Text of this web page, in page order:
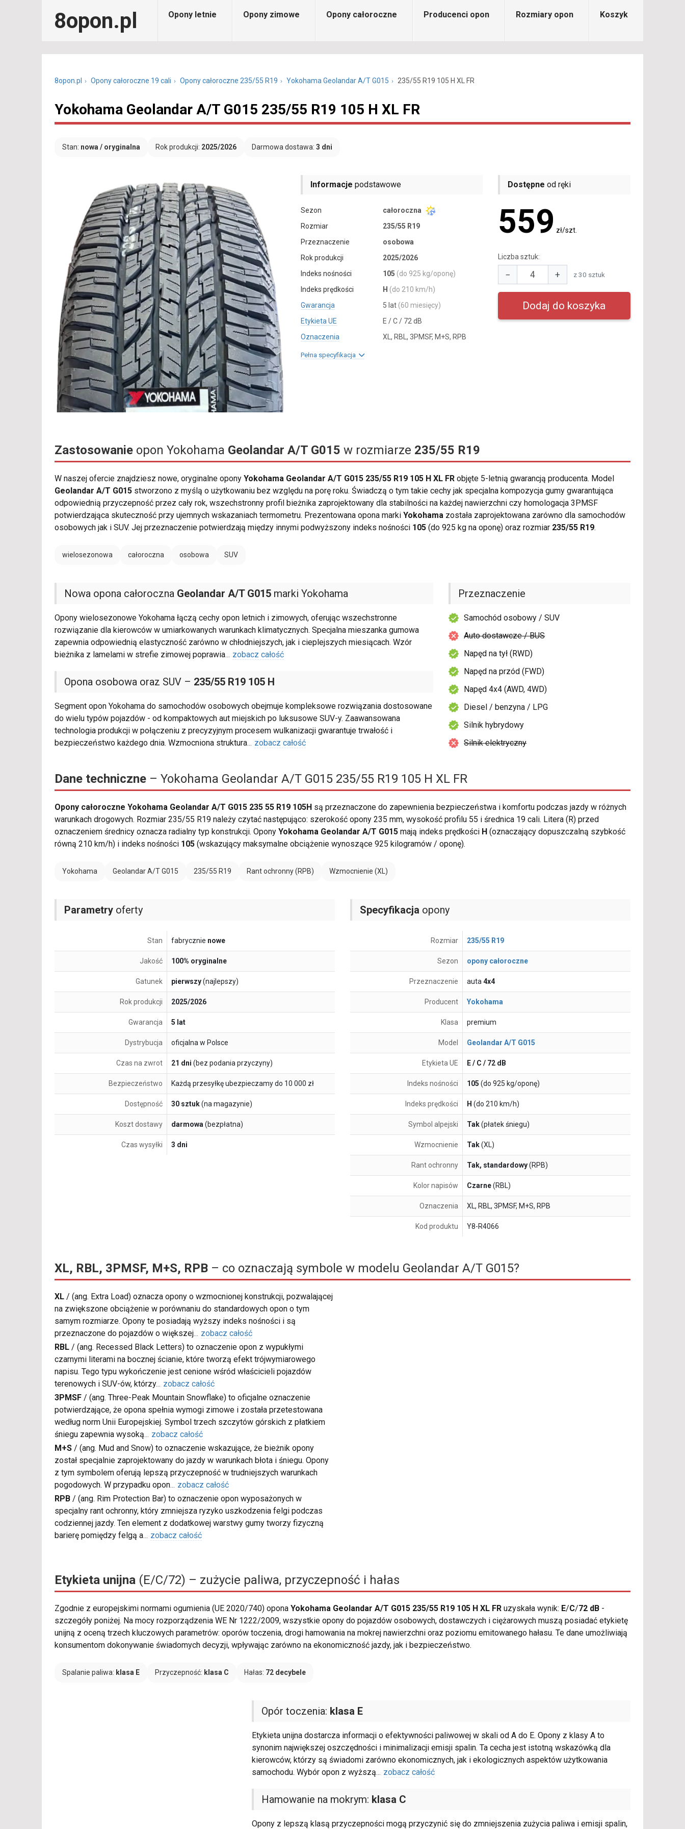
8opon.pl Opony letnie Opony zimowe Opony całoroczne Producenci opon Rozmiary opon Koszyk
8opon.pl Opony całoroczne 19 cali Opony całoroczne 235/55 R19 Yokohama Geolandar A/T G015 235/55 R19 105 H XL FR
Yokohama Geolandar A/T G015 235/55 R19 105 H XL FR
Stan: nowa / oryginalna Rok produkcji: 2025/2026 Darmowa dostawa: 3 dni
Informacje podstawowe
Sezon
całoroczna
Rozmiar
235/55 R19
Przeznaczenie
osobowa
Rok produkcji
2025/2026
Indeks nośności
105 (do 925 kg/oponę)
Indeks prędkości
H (do 210 km/h)
Gwarancja
5 lat (60 miesięcy)
Etykieta UE
E / C / 72 dB
Oznaczenia
XL, RBL, 3PMSF, M+S, RPB
Pełna specyfikacja
Dostępne od ręki
559 zł/szt.
Liczba sztuk:
− + z 30 sztuk
Zastosowanie opon Yokohama Geolandar A/T G015 w rozmiarze 235/55 R19
W naszej ofercie znajdziesz nowe, oryginalne opony Yokohama Geolandar A/T G015 235/55 R19 105 H XL FR objęte 5-letnią gwarancją producenta. Model
Geolandar A/T G015 stworzono z myślą o użytkowaniu bez względu na porę roku. Świadczą o tym takie cechy jak specjalna kompozycja gumy gwarantująca
odpowiednią przyczepność przez cały rok, wszechstronny profil bieżnika zaprojektowany dla stabilności na każdej nawierzchni czy homologacja 3PMSF
potwierdzająca skuteczność przy ujemnych wskazaniach termometru. Prezentowana opona marki Yokohama została zaprojektowana zarówno dla samochodów
osobowych jak i SUV. Jej przeznaczenie potwierdzają między innymi podwyższony indeks nośności 105 (do 925 kg na oponę) oraz rozmiar 235/55 R19.
wielosezonowa całoroczna osobowa SUV
Nowa opona całoroczna Geolandar A/T G015 marki Yokohama
Opony wielosezonowe Yokohama łączą cechy opon letnich i zimowych, oferując wszechstronne
rozwiązanie dla kierowców w umiarkowanych warunkach klimatycznych. Specjalna mieszanka gumowa
zapewnia odpowiednią elastyczność zarówno w chłodniejszych, jak i cieplejszych miesiącach. Wzór
bieżnika z lamelami w strefie zimowej poprawia... zobacz całość
Opona osobowa oraz SUV – 235/55 R19 105 H
Segment opon Yokohama do samochodów osobowych obejmuje kompleksowe rozwiązania dostosowane
do wielu typów pojazdów - od kompaktowych aut miejskich po luksusowe SUV-y. Zaawansowana
technologia produkcji w połączeniu z precyzyjnym procesem wulkanizacji gwarantuje trwałość i
bezpieczeństwo każdego dnia. Wzmocniona struktura... zobacz całość
Przeznaczenie
Samochód osobowy / SUV
Auto dostawcze / BUS
Napęd na tył (RWD)
Napęd na przód (FWD)
Napęd 4x4 (AWD, 4WD)
Diesel / benzyna / LPG
Silnik hybrydowy
Silnik elektryczny
Dane techniczne – Yokohama Geolandar A/T G015 235/55 R19 105 H XL FR
Opony całoroczne Yokohama Geolandar A/T G015 235 55 R19 105H są przeznaczone do zapewnienia bezpieczeństwa i komfortu podczas jazdy w różnych
warunkach drogowych. Rozmiar 235/55 R19 należy czytać następująco: szerokość opony 235 mm, wysokość profilu 55 i średnica 19 cali. Litera (R) przed
oznaczeniem średnicy oznacza radialny typ konstrukcji. Opony Yokohama Geolandar A/T G015 mają indeks prędkości H (oznaczający dopuszczalną szybkość
równą 210 km/h) i indeks nośności 105 (wskazujący maksymalne obciążenie wynoszące 925 kilogramów / oponę).
Yokohama Geolandar A/T G015 235/55 R19 Rant ochronny (RPB) Wzmocnienie (XL)
Parametry oferty
Stan fabrycznie nowe
Jakość 100% oryginalne
Gatunek pierwszy(najlepszy)
Rok produkcji 2025/2026
Gwarancja 5 lat
Dystrybucja oficjalna w Polsce
Czas na zwrot 21 dni (bez podania przyczyny)
Bezpieczeństwo Każdą przesyłkę ubezpieczamy do 10 000 zł
Dostępność 30 sztuk(na magazynie)
Koszt dostawy darmowa(bezpłatna)
Czas wysyłki 3 dni
Specyfikacja opony
Rozmiar 235/55 R19
Sezon opony całoroczne
Przeznaczenie auta4x4
Producent Yokohama
Klasa premium
Model Geolandar A/T G015
Etykieta UE E / C / 72 dB
Indeks nośności 105 (do 925 kg/oponę)
Indeks prędkości H (do 210 km/h)
Symbol alpejski Tak(płatek śniegu)
Wzmocnienie Tak(XL)
Rant ochronny Tak, standardowy(RPB)
Kolor napisów Czarne(RBL)
Oznaczenia XL, RBL, 3PMSF, M+S, RPB
Kod produktu Y8-R4066
XL, RBL, 3PMSF, M+S, RPB – co oznaczają symbole w modelu Geolandar A/T G015?
XL / (ang. Extra Load) oznacza opony o wzmocnionej konstrukcji, pozwalającej
na zwiększone obciążenie w porównaniu do standardowych opon o tym
samym rozmiarze. Opony te posiadają wyższy indeks nośności i są
przeznaczone do pojazdów o większej... zobacz całość
RBL / (ang. Recessed Black Letters) to oznaczenie opon z wypukłymi
czarnymi literami na bocznej ścianie, które tworzą efekt trójwymiarowego
napisu. Tego typu wykończenie jest cenione wśród właścicieli pojazdów
terenowych i SUV-ów, którzy... zobacz całość
3PMSF / (ang. Three-Peak Mountain Snowflake) to oficjalne oznaczenie
potwierdzające, że opona spełnia wymogi zimowe i została przetestowana
według norm Unii Europejskiej. Symbol trzech szczytów górskich z płatkiem
śniegu zapewnia wysoką... zobacz całość
M+S / (ang. Mud and Snow) to oznaczenie wskazujące, że bieżnik opony
został specjalnie zaprojektowany do jazdy w warunkach błota i śniegu. Opony
z tym symbolem oferują lepszą przyczepność w trudniejszych warunkach
pogodowych. W przypadku opon... zobacz całość
RPB / (ang. Rim Protection Bar) to oznaczenie opon wyposażonych w
specjalny rant ochronny, który zmniejsza ryzyko uszkodzenia felgi podczas
codziennej jazdy. Ten element z dodatkowej warstwy gumy tworzy fizyczną
barierę pomiędzy felgą a... zobacz całość
Etykieta unijna(E/C/72) – zużycie paliwa, przyczepność i hałas
Zgodnie z europejskimi normami ogumienia (UE 2020/740) oponaYokohama Geolandar A/T G015 235/55 R19 105 H XL FRuzyskała wynik:E /C/72 dB-
szczegóły poniżej. Na mocy rozporządzenia WE Nr 1222/2009, wszystkie opony do pojazdów osobowych, dostawczych i ciężarowych muszą posiadać etykietę
konsumentom dokonywanie świadomych decyzji, wpływając zarówno na ekonomiczność jazdy, jak i bezpieczeństwo.
Opór toczenia:klasa E
Etykieta unijna dostarcza informacji o efektywności paliwowej w skali od A do E. Opony z klasy A to
synonim największej oszczędności i minimalizacji emisji spalin. Ta cecha jest istotną wskazówką dla
samochodu. Wybór opon z wyższą... zobacz całość
Hamowanie na mokrym:klasa C